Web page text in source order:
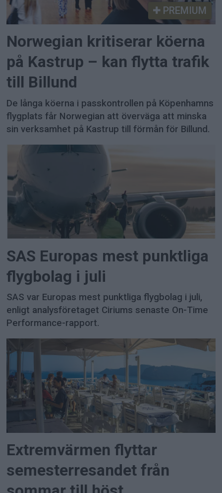
PREMIUM
Norwegian kritiserar köerna
på Kastrup – kan flytta trafik
till Billund
De långa köerna i passkontrollen på Köpenhamns
flygplats får Norwegian att överväga att minska
sin verksamhet på Kastrup till förmån för Billund.
SAS Europas mest punktliga
flygbolag i juli
SAS var Europas mest punktliga flygbolag i juli,
enligt analysföretaget Ciriums senaste On-Time
Performance-rapport.
Extremvärmen flyttar
semesterresandet från